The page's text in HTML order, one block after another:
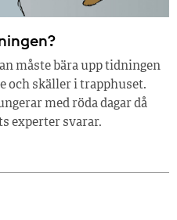
måste bära upp tidningen
och skäller i trapphuset.
med röda dagar då
experter svarar.